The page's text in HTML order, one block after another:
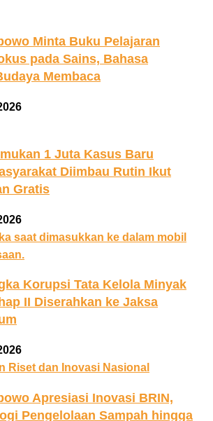
Minta Buku Pelajaran
pada Sains, Bahasa
Membaca
1 Juta Kasus Baru
Diimbau Rutin Ikut
Gratis
Korupsi Tata Kelola Minyak
II Diserahkan ke Jaksa
Apresiasi Inovasi BRIN,
Pengelolaan Sampah hingga